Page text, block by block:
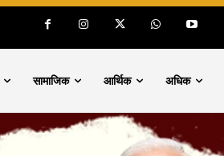
सामाजिक आर्थिक अधिक